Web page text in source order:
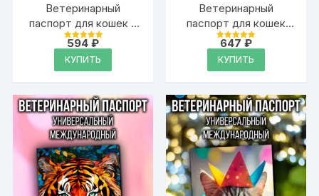
Ветеринарный
паспорт для кошек и
собак
международный
Оценка
из 5
594₽
КУПИТЬ
Ветеринарный
паспорт для кошек
международный
Оценка
из 5
647 ₽
КУПИТЬ